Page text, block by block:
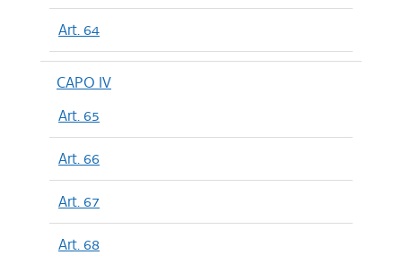
Art. 64
CAPO IV
Art. 65
Art. 66
Art. 67
Art. 68